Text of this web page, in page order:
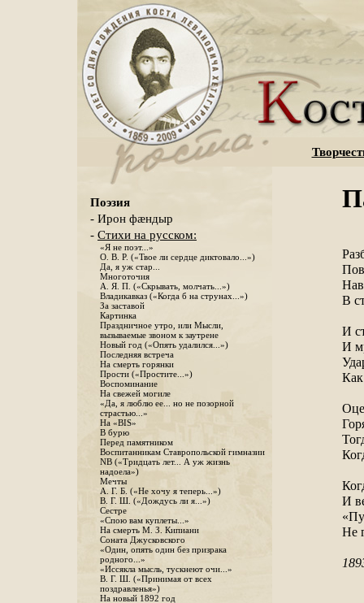
Поэзия
- Ирон фæндыр
- Стихи на русском:
«Я не поэт...»
О. В. Р. («Твое ли сердце диктовало...»)
Да, я уж стар...
Многоточия
А. Я. П. («Скрывать, молчать...»)
Владикавказ («Когда б на струнах...»)
За заставой
Картинка
Праздничное утро, или Мысли,
вызываемые звоном к заутрене
Новый год («Опять удалился...»)
Последняя встреча
На смерть горянки
Прости («Простите...»)
Воспоминание
На свежей могиле
«Да, я люблю ее... но не позорной
страстью...»
На «BIS»
В бурю
Перед памятником
Воспитанникам Ставропольской гимназии
NB («Тридцать лет... А уж жизнь
надоела»)
Мечты
А. Г. Б. («Не хочу я теперь...»)
В. Г. Ш. («Дождусь ли я...»)
Сестре
«Спою вам куплеты...»
На смерть М. З. Кипиани
Соната Джусковского
«Один, опять один без призрака
родного...»
«Иссякла мысль, тускнеют очи...»
В. Г. Ш. («Принимая от всех
поздравленья»)
На новый 1892 год
В
И
И
И
Не